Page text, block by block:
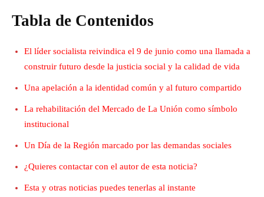
Tabla de Contenidos
El líder socialista reivindica el 9 de junio como una llamada a
construir futuro desde la justicia social y la calidad de vida
Una apelación a la identidad común y al futuro compartido
La rehabilitación del Mercado de La Unión como símbolo
institucional
Un Día de la Región marcado por las demandas sociales
¿Quieres contactar con el autor de esta noticia?
Esta y otras noticias puedes tenerlas al instante